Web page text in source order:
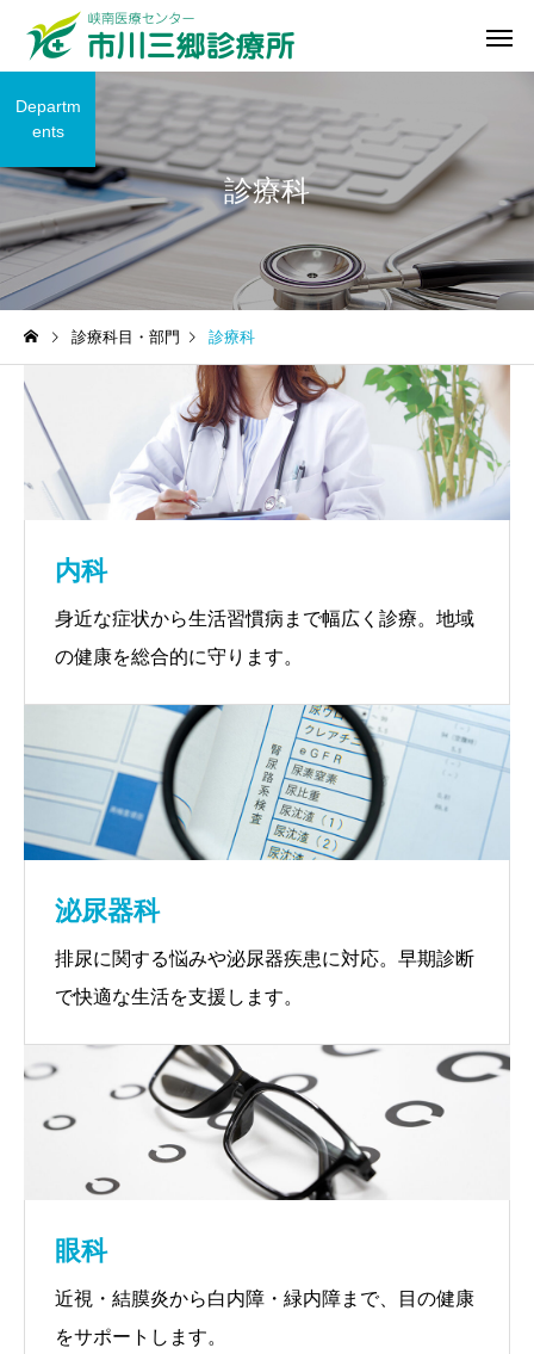
診療科
診療科
Departm
ents
診療科目・部門 診療科
内科
身近な症状から生活習慣病まで幅広く診療。地域
の健康を総合的に守ります。
泌尿器科
排尿に関する悩みや泌尿器疾患に対応。早期診断
で快適な生活を支援します。
眼科
近視・結膜炎から白内障・緑内障まで、目の健康
をサポートします。